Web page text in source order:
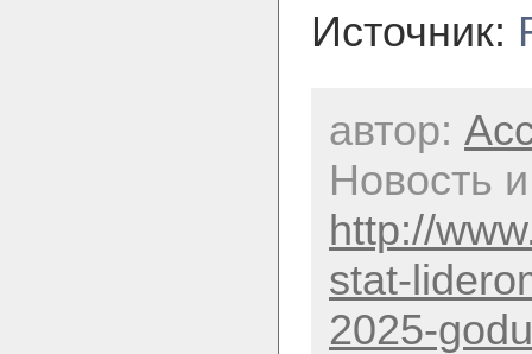
Источник:
автор:
Новость
http://
stat-
2025-